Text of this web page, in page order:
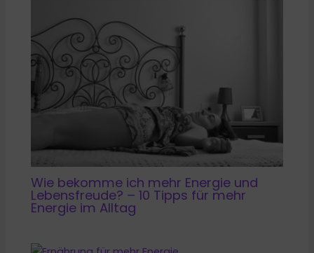
Wie bekomme ich mehr Energie und
Lebensfreude? – 10 Tipps für mehr
Energie im Alltag